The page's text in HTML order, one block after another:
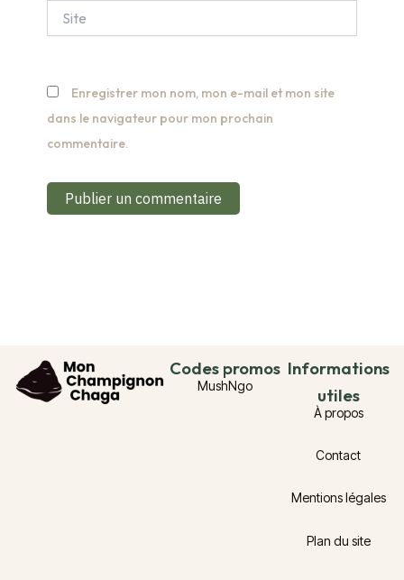
Enregistrer mon nom, mon e-mail et mon site
dans le navigateur pour mon prochain
commentaire.
Codes promos
MushNgo
Informations
utiles
À propos
Contact
Mentions légales
Plan du site